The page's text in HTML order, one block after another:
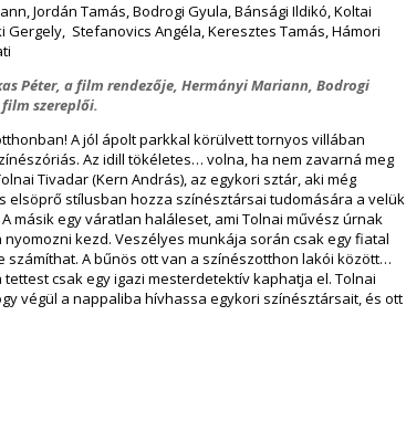
Jordán Tamás, Bodrogi Gyula, Bánsági Ildikó, Koltai
Gergely, Stefanovics Angéla, Keresztes Tamás, Hámori
Péter, afilm rendezője, Hermányi Mariann, Bodrogi
film szereplői.
A jól ápolt parkkal körülvett tornyos villában
Az idill tökéletes… volna, ha nem zavarná meg
Tivadar (Kern András), az egykori sztár, aki még
elsöprő stílusban hozza színésztársai tudomására a velük
másik egy váratlan haláleset, ami Tolnai művész úrnak
kezd. Veszélyes munkája során csak egy fiatal
számíthat. A bűnös ott van a színészotthon lakói között…
csak egy igazi mesterdetektív kaphatja el. Tolnai
végül a nappaliba hívhassa egykori színésztársait, és ott